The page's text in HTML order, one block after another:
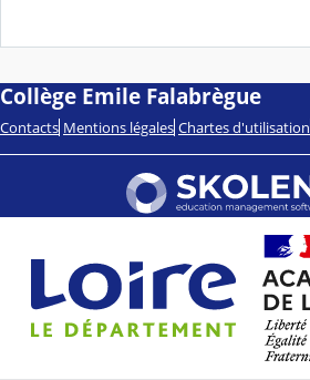
Collège Emile Falabrègue
Contacts Mentions légales Chartes d'utilisation